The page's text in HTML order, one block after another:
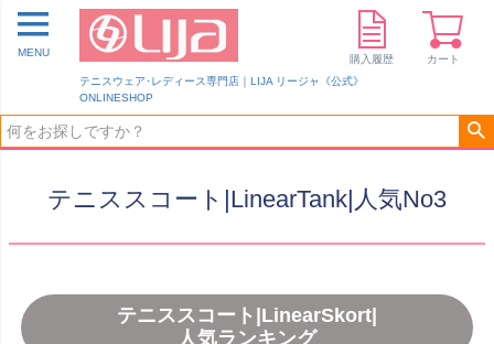
テニスウェア･レディース専門店｜LIJA リージャ《公式》
ONLINESHOP
MENU
購入履歴 カート
テニススコート|LinearTank|人気No3
テニススコート|LinearSkort|
人気ランキング